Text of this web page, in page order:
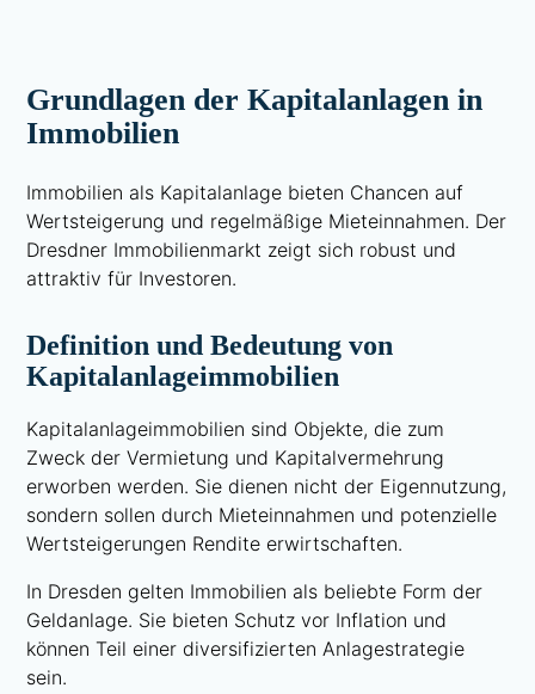
Grundlagen der Kapitalanlagen in
Immobilien
Immobilien als Kapitalanlage bieten Chancen auf
Wertsteigerung und regelmäßige Mieteinnahmen. Der
Dresdner Immobilienmarkt zeigt sich robust und
attraktiv für Investoren.
Definition und Bedeutung von
Kapitalanlageimmobilien
Kapitalanlageimmobilien sind Objekte, die zum
Zweck der Vermietung und Kapitalvermehrung
erworben werden. Sie dienen nicht der Eigennutzung,
sondern sollen durch Mieteinnahmen und potenzielle
Wertsteigerungen Rendite erwirtschaften.
In Dresden gelten Immobilien als beliebte Form der
Geldanlage. Sie bieten Schutz vor Inflation und
können Teil einer diversifizierten Anlagestrategie
sein.